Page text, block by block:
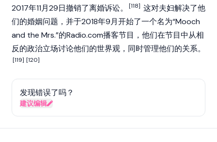
2017年11月29日撤销了离婚诉讼。
[118] 这对夫妇解决了他
们的婚姻问题，并于2018年9月开始了一个名为“Mooch
and the Mrs.”的Radio.com播客节目，他们在节目中从相
反的政治立场讨论他们的世界观，同时管理他们的关系。
[119] [120]
发现错误了吗？
建议编辑